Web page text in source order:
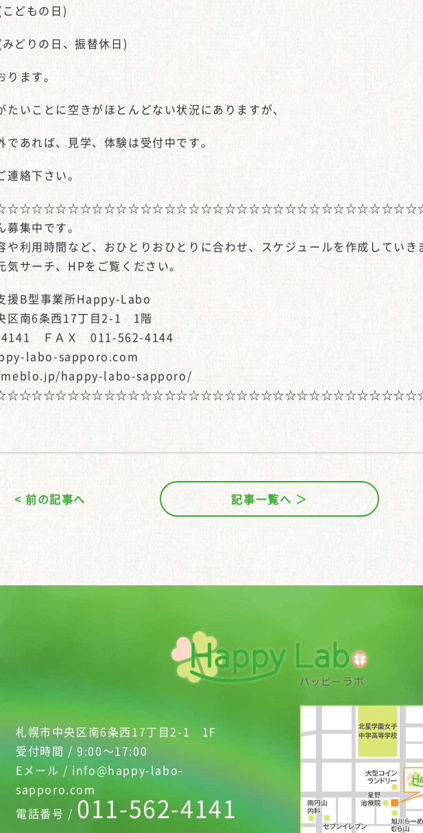
どもの日)
どりの日、振替休日)
ます。
たいことに空きがほとんどない状況にありますが、
であれば、見学、体験は受付中です。
連絡下さい。
集中です。
や利用時間など、おひとりおひとりに合わせ、スケジュールを作成していき
気サーチ、HPをご覧ください。
援B型事業所Happy-Labo
区南6条西17丁目2-1 1階
ＦＡＸ 011-562-4144
labo-sapporo.com
happy-labo-sapporo/
< 前の記事へ 記事一覧へ ＞
札幌市中央区南6条西17丁目2-1 1F
受付時間 / 9:00～17:00
Eメール / info@happy-labo-
sapporo.com
電話番号 / 011-562-4141